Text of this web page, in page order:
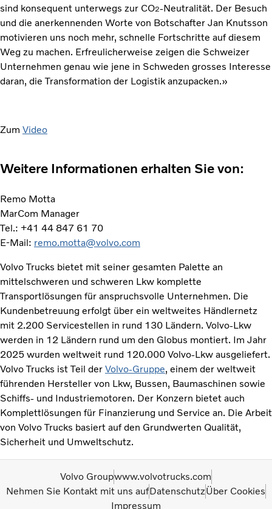
sind konsequent unterwegs zur CO2-Neutralität. Der Besuch
und die anerkennenden Worte von Botschafter Jan Knutsson
motivieren uns noch mehr, schnelle Fortschritte auf diesem
Weg zu machen. Erfreulicherweise zeigen die Schweizer
Unternehmen genau wie jene in Schweden grosses Interesse
daran, die Transformation der Logistik anzupacken.»
Zum Video
Weitere Informationen erhalten Sie von:
Remo Motta
MarCom Manager
Tel.: +41 44 847 61 70
E-Mail: remo.motta@volvo.com
Volvo Trucks bietet mit seiner gesamten Palette an
mittelschweren und schweren Lkw komplette
Transportlösungen für anspruchsvolle Unternehmen. Die
Kundenbetreuung erfolgt über ein weltweites Händlernetz
mit 2.200 Servicestellen in rund 130 Ländern. Volvo-Lkw
werden in 12 Ländern rund um den Globus montiert. Im Jahr
2025 wurden weltweit rund 120.000 Volvo-Lkw ausgeliefert.
Volvo Trucks ist Teil der Volvo-Gruppe, einem der weltweit
führenden Hersteller von Lkw, Bussen, Baumaschinen sowie
Schiffs- und Industriemotoren. Der Konzern bietet auch
Komplettlösungen für Finanzierung und Service an. Die Arbeit
von Volvo Trucks basiert auf den Grundwerten Qualität,
Sicherheit und Umweltschutz.
Volvo Groupwww.volvotrucks.com
Nehmen Sie Kontakt mit uns aufDatenschutzÜber Cookies
Impressum